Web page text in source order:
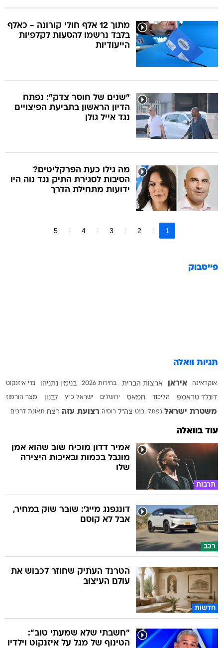
מתוך 12 אלף חולי קורונה - כאלף
בלבד נרשמו להסעות לקלפיות
הייעודיות
"שנים של חוסר צדק": נפתח
הדיון הראשון בתביעת הפיצויים
נגד אייל גולן
מה גילו כעת הפרקליטים?
הסיבות לסגירת התיק נגד נוה היו
ידועות מתחילת הדרך
1
2
3
4
5
פייסבוק
תגיות וואלה
אוקראינה איראן ארצות הברית בחירות 2026 בנימין נתניהו גדי איזנקוט
דונלד טראמפ הליכוד חמאס ירושלים ישראל כ"ץ לבנון מצר הורמוז
משטרת ישראל נפתלי בנט צה"ל רוסיה רצועת עזה רצח תאונת דרכים
עוד בוואלה
תרבות
אמיר דדון מוכיח שוב שהוא אמן
מוגבל בכמות ובאיכות היצירה
שלו
רכב
דונגפנג מייג': שובר שוק במחיר,
אבל לא קוסם
חדשות
הטרנד העתיק שחוזר לכבוש את
עולם העיצוב
"חשבתי שלא שמעתי טוב":
הטינוף של מגל על איזנקוט וילדיו